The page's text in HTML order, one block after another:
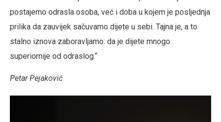
postajemo odrasla osoba, već i doba u kojem je posljednja
prilika da zauvijek sačuvamo dijete u sebi. Tajna je, a to
stalno iznova zaboravljamo: da je dijete mnogo
superiornije od odraslog.“
Petar Pejaković